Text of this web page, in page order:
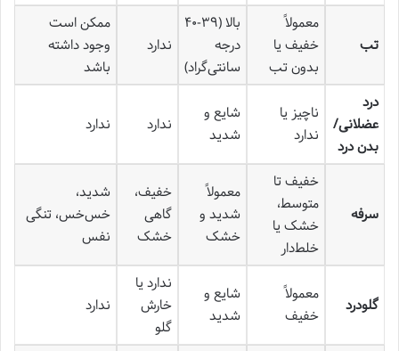
تب
معمولاً
خفیف یا
بدون تب
بالا (۳۹-۴۰
درجه
سانتی‌گراد)
ندارد
ممکن است
وجود داشته
باشد
درد
عضلانی/
بدن درد
ناچیز یا
ندارد
شایع و
شدید
ندارد ندارد
سرفه
خفیف تا
متوسط،
خشک یا
خلط‌دار
معمولاً
شدید و
خشک
خفیف،
گاهی
خشک
شدید،
خس‌خس، تنگی
نفس
گلودرد
معمولاً
خفیف
شایع و
شدید
ندارد یا
خارش
گلو
ندارد